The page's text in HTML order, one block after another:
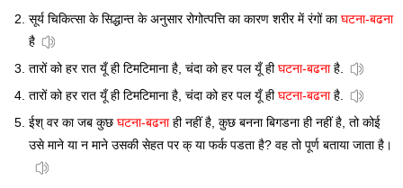
सूर्य चिकित्सा के सिद्धान्त के अनुसार रोगोत्पत्ति का कारण शरीर में रंगों काघटना-बढना
है
तारों को हर रात यूँ ही टिमटिमाना है, चंदा को हर पल यूँ हीघटना-बढनाहै.
तारों को हर रात यूँ ही टिमटिमाना है, चंदा को हर पल यूँ हीघटना-बढनाहै.
ईश् वर का जब कुछ घटना-बढनाही नहीं है, कुछ बनना बिगडना ही नहीं है, तो कोई
उसे माने या न माने उसकी सेहत पर क् या फर्क पडता है? वह तो पूर्ण बताया जाता है।